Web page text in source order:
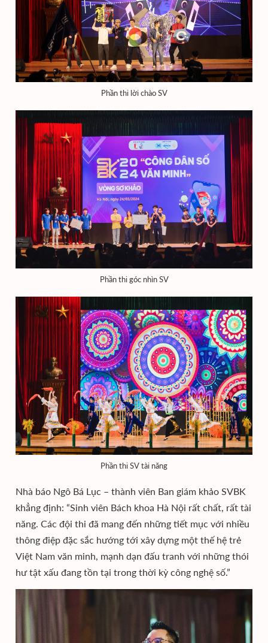
Phần thi lời chào SV
Phần thi góc nhìn SV
Phần thi SV tài năng
Nhà báo Ngô Bá Lục – thành viên Ban giám khảo SVBK
khẳng định: “Sinh viên Bách khoa Hà Nội rất chất, rất tài
năng. Các đội thi đã mang đến những tiết mục với nhiều
thông điệp đặc sắc hướng tới xây dựng một thế hệ trẻ
Việt Nam văn minh, mạnh dạn đấu tranh với những thói
hư tật xấu đang tồn tại trong thời kỳ công nghệ số.”